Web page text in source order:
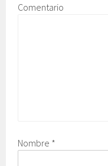
Comentario
Nombre *